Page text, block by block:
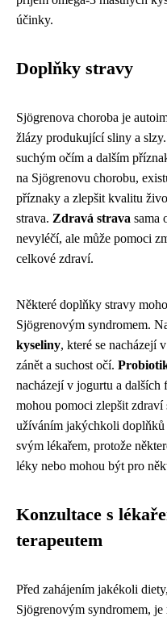
účinky.
Doplňky stravy
Sjögrenova choroba je
žlázy produkující sliny a
suchým očím a dalším
na Sjögrenovu chorobu,
příznaky a zlepšit kvalitu
strava. Zdravá strava sama
nevyléčí, ale může pomoci
celkové zdraví.
Některé doplňky stravy
Sjögrenovým syndromem.
kyseliny, které se nacházejí
zánět a suchost očí.
nacházejí v jogurtu a dalších
mohou pomoci zlepšit zdraví
užíváním jakýchkoli doplňků
svým lékařem, protože
léky nebo mohou být pro
Konzultace s
terapeutem
Před zahájením jakékoli
Sjögrenovým syndromem, je